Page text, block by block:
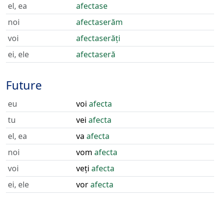
el, ea
afectase
noi
afectaserăm
voi
afectaserăți
ei, ele
afectaseră
Future
eu voi afecta
tu
vei afecta
el, ea
va afecta
noi
vom afecta
voi
veți afecta
ei, ele
vorafecta